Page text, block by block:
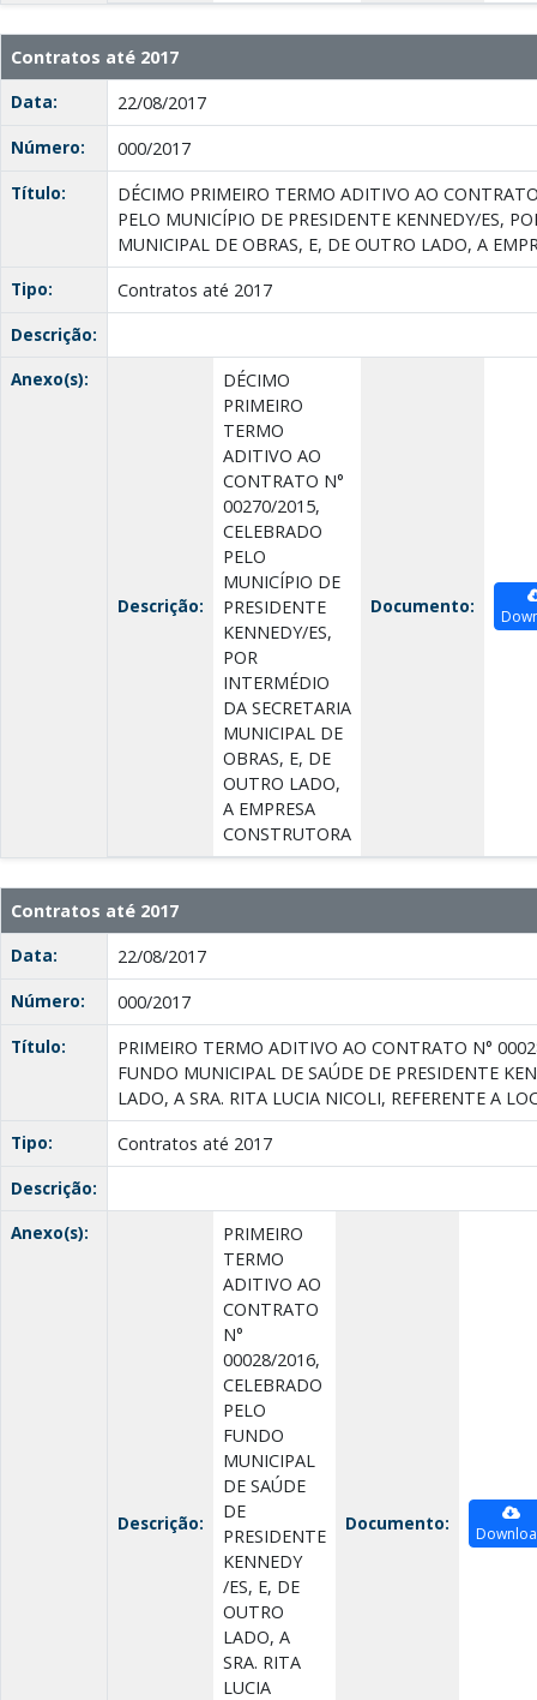
Contratos até 2017
Data:
22/08/2017
Número:
000/2017
Título:
DÉCIMO PRIMEIRO TERMO ADITIVO AO
PELO MUNICÍPIO DE PRESIDENTE KENNEDY/ES,
MUNICIPAL DE OBRAS, E, DE OUTRO LADO, A
Tipo:
Contratos até 2017
Descrição:
Anexo(s):
Descrição:
DÉCIMO
PRIMEIRO
TERMO
ADITIVO AO
CONTRATO N°
00270/2015,
CELEBRADO
PELO
MUNICÍPIO DE
PRESIDENTE
KENNEDY/ES,
POR
INTERMÉDIO
DA SECRETARIA
MUNICIPAL DE
OBRAS, E, DE
OUTRO LADO,
A EMPRESA
CONSTRUTORA
Documento:
Contratos até 2017
Data:
22/08/2017
Número:
000/2017
Título:
PRIMEIRO TERMO ADITIVO AO CONTRATO N°
FUNDO MUNICIPAL DE SAÚDE DE PRESIDENTE
LADO, A SRA. RITA LUCIA NICOLI, REFERENTE A
Tipo:
Contratos até 2017
Descrição:
Anexo(s):
Descrição:
PRIMEIRO
TERMO
ADITIVO AO
CONTRATO
N°
00028/2016,
CELEBRADO
PELO
FUNDO
MUNICIPAL
DE SAÚDE
DE
PRESIDENTE
KENNEDY
/ES, E, DE
OUTRO
LADO, A
SRA. RITA
LUCIA
Documento: